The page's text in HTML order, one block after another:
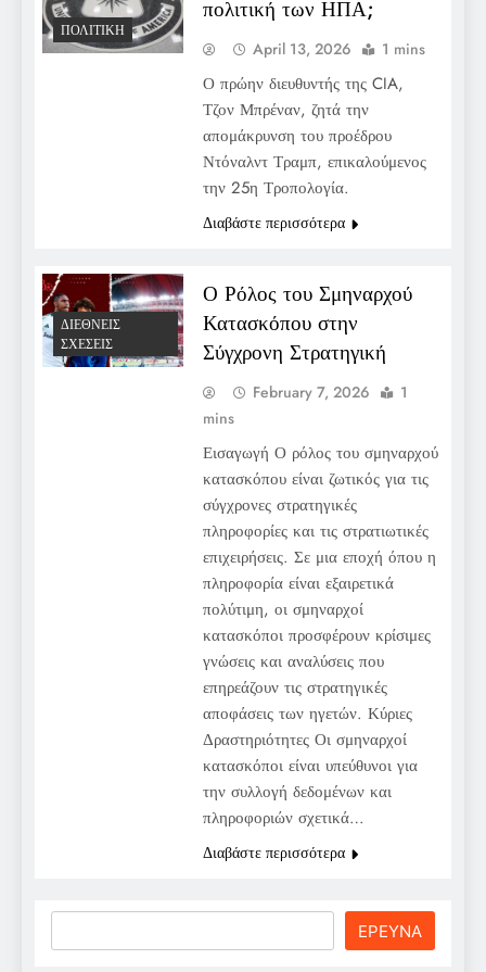
ΠΟΛΙΤΙΚΉ
πολιτική των ΗΠΑ;
April 13, 2026 1 mins
Ο πρώην διευθυντής της CIA,
Τζον Μπρέναν, ζητά την
απομάκρυνση του προέδρου
Ντόναλντ Τραμπ, επικαλούμενος
την 25η Τροπολογία.
Διαβάστε περισσότερα
ΔΙΕΘΝΕΊΣ
ΣΧΈΣΕΙΣ
Ο Ρόλος του Σμηναρχού
Κατασκόπου στην
Σύγχρονη Στρατηγική
February 7, 2026
1
mins
Εισαγωγή Ο ρόλος του σμηναρχού
κατασκόπου είναι ζωτικός για τις
σύγχρονες στρατηγικές
πληροφορίες και τις στρατιωτικές
επιχειρήσεις. Σε μια εποχή όπου η
πληροφορία είναι εξαιρετικά
πολύτιμη, οι σμηναρχοί
κατασκόποι προσφέρουν κρίσιμες
γνώσεις και αναλύσεις που
επηρεάζουν τις στρατηγικές
αποφάσεις των ηγετών. Κύριες
Δραστηριότητες Οι σμηναρχοί
κατασκόποι είναι υπεύθυνοι για
την συλλογή δεδομένων και
πληροφοριών σχετικά…
Διαβάστε περισσότερα
ΕΡΕΥΝΑ